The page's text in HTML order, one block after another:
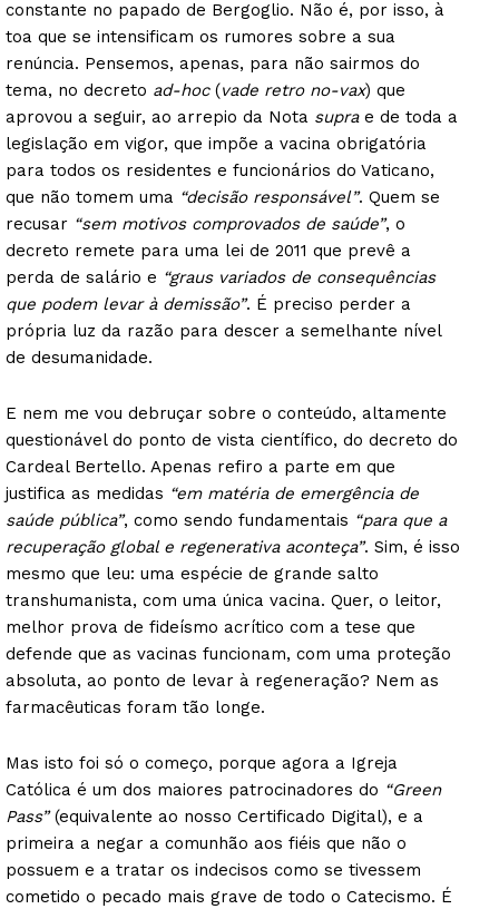
constante no papado de Bergoglio. Não é, por isso, à
toa que se intensificam os rumores sobre a sua
renúncia. Pensemos, apenas, para não sairmos do
tema, no decreto ad-hoc(vade retro no-vax) que
aprovou a seguir, ao arrepio da Nota suprae de toda a
legislação em vigor, que impõe a vacina obrigatória
para todos os residentes e funcionários do Vaticano,
que não tomem uma “decisão responsável”. Quem se
recusar “sem motivos comprovados de saúde”, o
decreto remete para uma lei de 2011 que prevê a
perda de salário e “graus variados de consequências
que podem levar à demissão”. É preciso perder a
própria luz da razão para descer a semelhante nível
de desumanidade.
E nem me vou debruçar sobre o conteúdo, altamente
questionável do ponto de vista científico, do decreto do
Cardeal Bertello. Apenas refiro a parte em que
justifica as medidas “em matéria de emergência de
saúde pública”, como sendo fundamentais “para que a
recuperação global e regenerativa aconteça”. Sim, é isso
mesmo que leu: uma espécie de grande salto
transhumanista, com uma única vacina. Quer, o leitor,
melhor prova de fideísmo acrítico com a tese que
defende que as vacinas funcionam, com uma proteção
absoluta, ao ponto de levar à regeneração? Nem as
farmacêuticas foram tão longe.
Mas isto foi só o começo, porque agora a Igreja
Católica é um dos maiores patrocinadores do “Green
Pass”(equivalente ao nosso Certificado Digital), e a
primeira a negar a comunhão aos fiéis que não o
possuem e a tratar os indecisos como se tivessem
cometido o pecado mais grave de todo o Catecismo. É